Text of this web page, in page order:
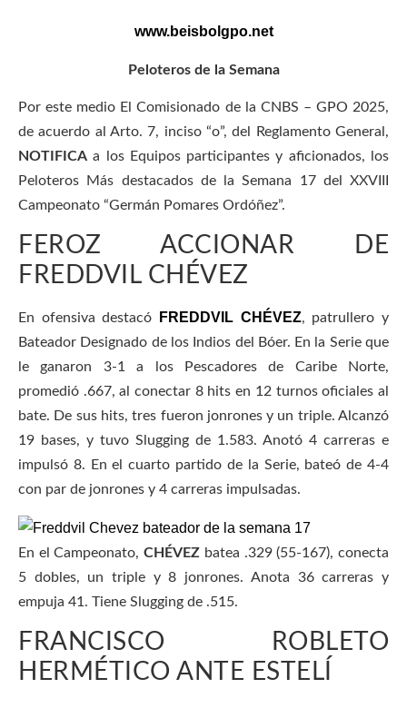
www.beisbolgpo.net
Peloteros de la Semana
Por este medio El Comisionado de la CNBS – GPO 2025,
de acuerdo al Arto. 7, inciso “o”, del Reglamento General,
NOTIFICA a los Equipos participantes y aficionados, los
Peloteros Más destacados de la Semana 17 del XXVIII
Campeonato “Germán Pomares Ordóñez”.
FEROZ ACCIONAR DE
FREDDVIL CHÉVEZ
En ofensiva destacó FREDDVIL CHÉVEZ, patrullero y
Bateador Designado de los Indios del Bóer. En la Serie que
le ganaron 3-1 a los Pescadores de Caribe Norte,
promedió .667, al conectar 8 hits en 12 turnos oficiales al
bate. De sus hits, tres fueron jonrones y un triple. Alcanzó
19 bases, y tuvo Slugging de 1.583. Anotó 4 carreras e
impulsó 8. En el cuarto partido de la Serie, bateó de 4-4
con par de jonrones y 4 carreras impulsadas.
En el Campeonato,CHÉVEZ batea .329 (55-167), conecta
5 dobles, un triple y 8 jonrones. Anota 36 carreras y
empuja 41. Tiene Slugging de .515.
FRANCISCO ROBLETO
HERMÉTICO ANTE ESTELÍ